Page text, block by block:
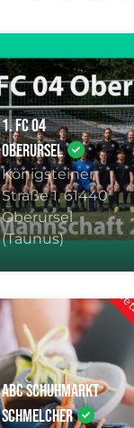
1. FC 04
Oberursel
Königsteiner
Straße 1, 61440
Oberursel
(Taunus)
Abc Schuhmarkt
Schmelcher
Karl-Hermann-